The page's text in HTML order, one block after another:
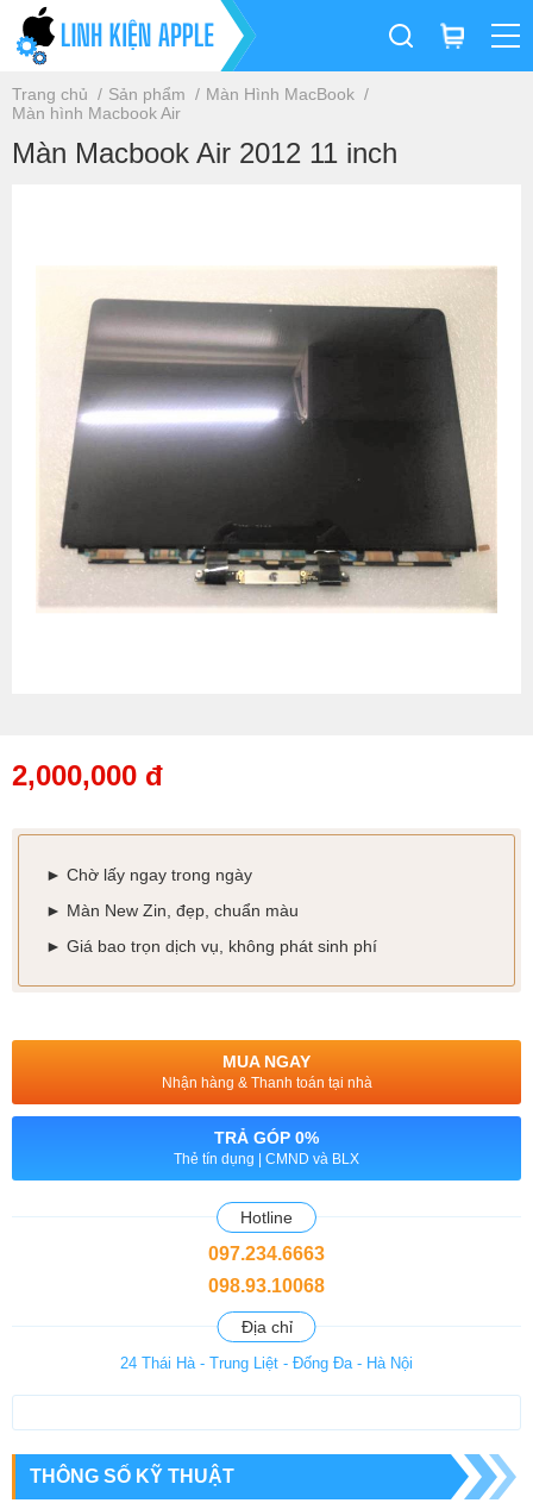
Trang chủ Sản phẩm
Màn Hình MacBook
Màn hình Macbook Air
Màn Macbook Air 2012 11 inch
2,000,000 đ
► Chờ lấy ngay trong ngày
► Màn New Zin, đẹp, chuẩn màu
► Giá bao trọn dịch vụ, không phát sinh phí
MUA NGAY
Nhận hàng & Thanh toán tại nhà
TRẢ GÓP 0%
Thẻ tín dụng | CMND và BLX
Hotline
097.234.6663
098.93.10068
Địa chỉ
24 Thái Hà - Trung Liệt - Đống Đa - Hà Nội
THÔNG SỐ KỸ THUẬT